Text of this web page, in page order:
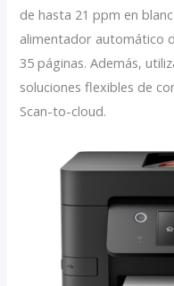
de hasta 21 ppm en
alimentador automático
35 páginas. Además,
soluciones flexibles de
Scan-to-cloud.